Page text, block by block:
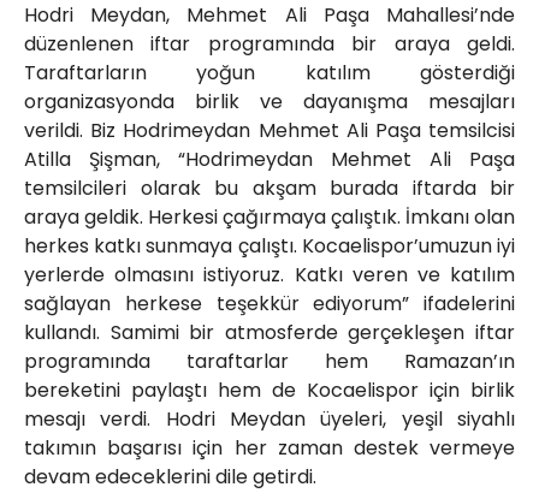
Hodri Meydan, Mehmet Ali Paşa Mahallesi’nde
düzenlenen iftar programında bir araya geldi.
Taraftarların yoğun katılım gösterdiği
organizasyonda birlik ve dayanışma mesajları
verildi. Biz Hodrimeydan Mehmet Ali Paşa temsilcisi
Atilla Şişman, “Hodrimeydan Mehmet Ali Paşa
temsilcileri olarak bu akşam burada iftarda bir
araya geldik. Herkesi çağırmaya çalıştık. İmkanı olan
herkes katkı sunmaya çalıştı. Kocaelispor’umuzun iyi
yerlerde olmasını istiyoruz. Katkı veren ve katılım
sağlayan herkese teşekkür ediyorum” ifadelerini
kullandı. Samimi bir atmosferde gerçekleşen iftar
programında taraftarlar hem Ramazan’ın
bereketini paylaştı hem de Kocaelispor için birlik
mesajı verdi. Hodri Meydan üyeleri, yeşil siyahlı
takımın başarısı için her zaman destek vermeye
devam edeceklerini dile getirdi.